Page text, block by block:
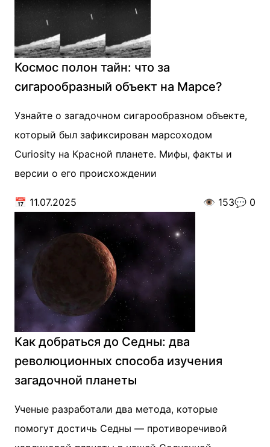
Космос полон тайн: что за
сигарообразный объект на Марсе?
Узнайте о загадочном сигарообразном объекте,
который был зафиксирован марсоходом
Curiosity на Красной планете. Мифы, факты и
версии о его происхождении
📅 11.07.2025 👁️ 153💬 0
Как добраться до Седны: два
революционных способа изучения
загадочной планеты
Ученые разработали два метода, которые
помогут достичь Седны — противоречивой